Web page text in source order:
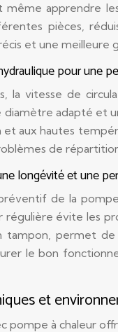
même apprendre
pièces,
et une meilleure
pour une
la vitesse de
adapté et
et aux hautes
de
longévité et une
de la
régulière évite les
tampon, permet
le bon
et
pompe à chaleur